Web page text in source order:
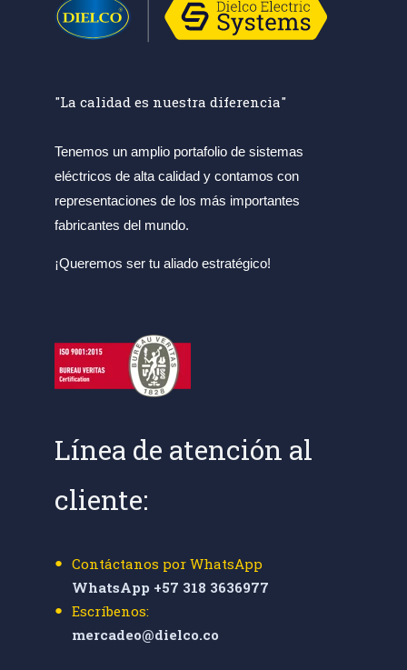
"La calidad es nuestra diferencia"
Tenemos un amplio portafolio de sistemas
eléctricos de alta calidad y contamos con
representaciones de los más importantes
fabricantes del mundo.
¡Queremos ser tu aliado estratégico!
Línea de atención al
cliente:
Contáctanos por WhatsApp
WhatsApp +57 318 3636977
Escríbenos:
mercadeo@dielco.co